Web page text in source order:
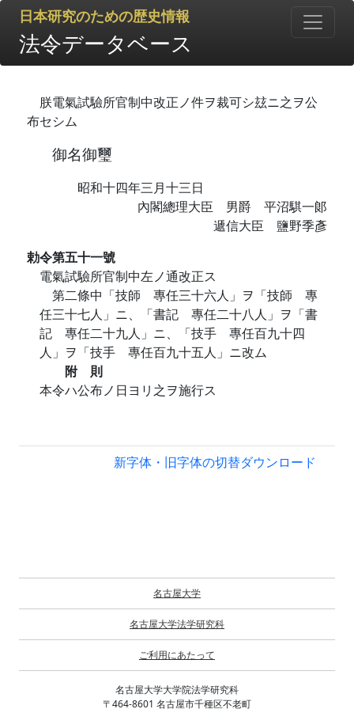
日本研究のための歴史情報
法令データベース
朕電氣試驗所官制中改正ノ件ヲ裁可シ玆ニ之ヲ公
布セシム
御名御璽
昭和十四年三月十三日
內閣總理大臣 男爵 平沼騏一郞
遞信大臣 鹽野季彥
勅令第五十一號
電氣試驗所官制中左ノ通改正ス
第二條中「技師 專任三十六人」ヲ「技師 專
任三十七人」ニ、「書記 專任二十八人」ヲ「書
記 專任二十九人」ニ、「技手 專任百九十四
人」ヲ「技手 專任百九十五人」ニ改ム
附 則
本令ハ公布ノ日ヨリ之ヲ施行ス
新字体・旧字体の切替ダウンロード
名古屋大学
名古屋大学法学研究科
ご利用にあたって
名古屋大学大学院法学研究科
〒464-8601 名古屋市千種区不老町